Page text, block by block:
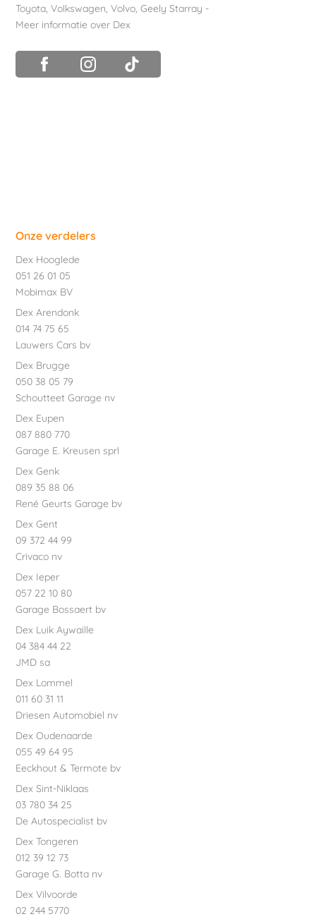
Toyota,Volkswagen,Volvo,Geely Starray -
Meer informatie over Dex
Onze verdelers
Dex Hooglede
051 26 01 05
Mobimax BV
Dex Arendonk
014 74 75 65
Lauwers Cars bv
Dex Brugge
050 38 05 79
Schoutteet Garage nv
Dex Eupen
087 880 770
Garage E. Kreusen sprl
Dex Genk
089 35 88 06
René Geurts Garage bv
Dex Gent
09 372 44 99
Crivaco nv
Dex Ieper
057 22 10 80
Garage Bossaert bv
Dex Luik Aywaille
04 384 44 22
JMD sa
Dex Lommel
011 60 31 11
Driesen Automobiel nv
Dex Oudenaarde
055 49 64 95
Eeckhout & Termote bv
Dex Sint-Niklaas
03 780 34 25
De Autospecialist bv
Dex Tongeren
012 39 12 73
Garage G. Botta nv
Dex Vilvoorde
02 244 5770